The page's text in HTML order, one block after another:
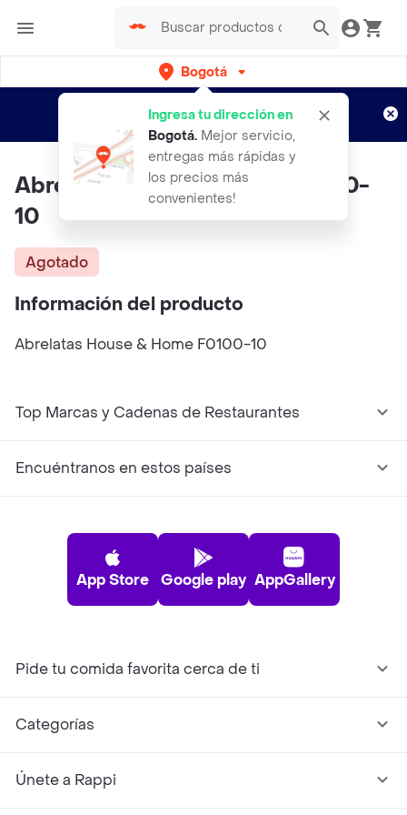
Bogotá
Ingresa tu dirección en
Bogotá. Mejor servicio,
entregas más rápidas y
los precios más
convenientes!
envíos gratis por semanas
Aplican TyC
Abrelatas House & Home F0100-
10
Agotado
Información del producto
Abrelatas House & Home F0100-10
Top Marcas y Cadenas de Restaurantes
Encuéntranos en estos países
App Store Google play AppGallery
Pide tu comida favorita cerca de ti
Categorías
Únete a Rappi